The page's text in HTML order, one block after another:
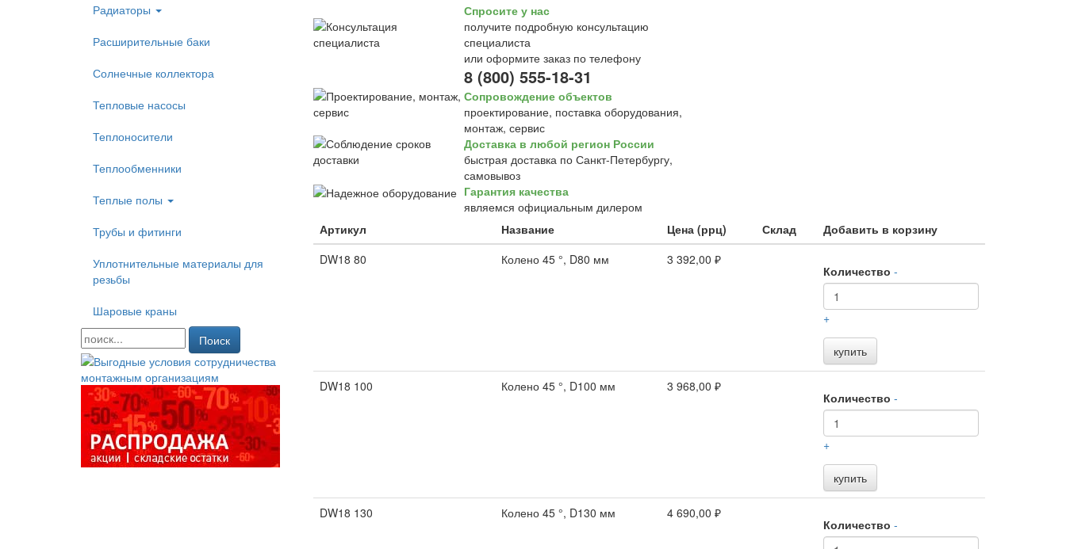
Радиаторы
Расширительные баки
Солнечные коллектора
Тепловые насосы
Теплоносители
Теплообменники
Теплые полы
Трубы и фитинги
Уплотнительные материалы для
резьбы
Шаровые краны
Поиск
Спросите у нас
получите подробную консультацию
специалиста
или оформите заказ по телефону
8 (800) 555-18-31
Сопровождение объектов
проектирование, поставка оборудования,
монтаж, сервис
Доставка в любой регион России
быстрая доставка по Санкт-Петербургу,
самовывоз
Гарантия качества
являемся официальным дилером
Артикул
Название Цена (ррц) Склад
Добавить в корзину
DW18 80
Колено 45 °, D80 мм 3 392,00 ₽
Количество -
+
купить
DW18 100 Колено 45 °, D100 мм 3 968,00 ₽
Количество -
+
купить
DW18 130 Колено 45 °, D130 мм 4 690,00 ₽
Количество -